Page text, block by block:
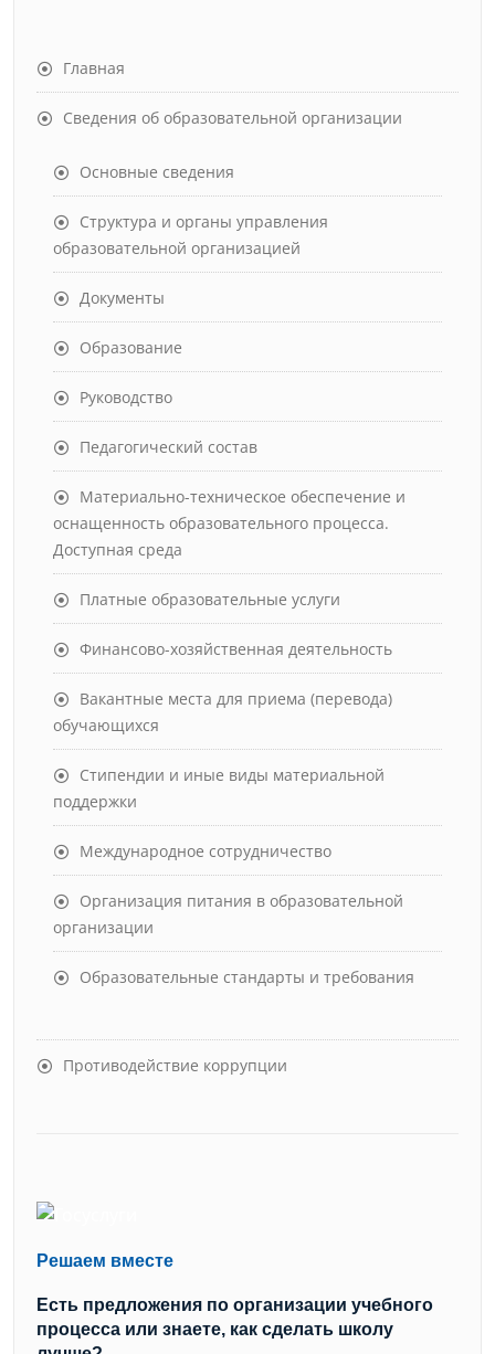
Главная
Сведения об образовательной организации
Основные сведения
Структура и органы управления
образовательной организацией
Документы
Образование
Руководство
Педагогический состав
Материально-техническое обеспечение и
оснащенность образовательного процесса.
Доступная среда
Платные образовательные услуги
Финансово-хозяйственная деятельность
Вакантные места для приема (перевода)
обучающихся
Стипендии и иные виды материальной
поддержки
Международное сотрудничество
Организация питания в образовательной
организации
Образовательные стандарты и требования
Противодействие коррупции
Решаем вместе
Есть предложения по организации учебного
процесса или знаете, как сделать школу